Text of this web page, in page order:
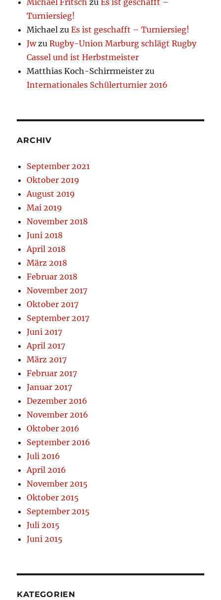
Michael Fritsch zuEs ist geschafft –
Turniersieg!
Michael zuEs ist geschafft – Turniersieg!
JwzuRugby-Union Marburg schlägt Rugby
Cassel und ist Herbstmeister
Matthias Koch-Schirrmeister zu
Internationales Schülerturnier 2016
ARCHIV
September 2021
Oktober 2019
August 2019
Mai 2019
November 2018
Juni 2018
April 2018
März 2018
Februar 2018
November 2017
Oktober 2017
September 2017
Juni 2017
April 2017
März 2017
Februar 2017
Januar 2017
Dezember 2016
November 2016
Oktober 2016
September 2016
Juli 2016
April 2016
November 2015
Oktober 2015
September 2015
Juli 2015
Juni 2015
KATEGORIEN